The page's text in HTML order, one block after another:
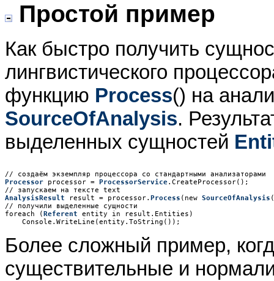
Простой пример
Как быстро получить
лингвистического
функцию Process() на
SourceOfAnalysis.
выделенных сущностей
Processor processor = ProcessorService.CreateProcessor();
AnalysisResult result = processor. Process (new SourceOfAnalysis
// получили выделенные сущности
foreach (Referent entity in result.Entities)
Более сложный пример,
существительные и